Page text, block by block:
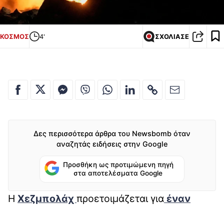
ΚΟΣΜΟΣ 4' ΣΧΟΛΙΑΣΕ
Δες περισσότερα άρθρα του Newsbomb όταν
αναζητάς ειδήσεις στην Google
Προσθήκη ως προτιμώμενη πηγή
στα αποτελέσματα Google
Η Χεζμπολάχ προετοιμάζεται για έναν